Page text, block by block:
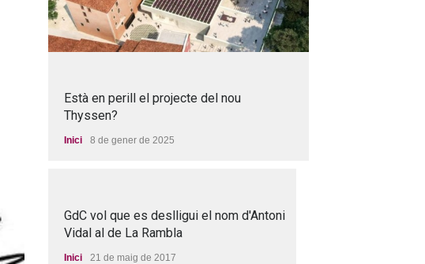
Està en perill el projecte del nou
Thyssen?
Inici 8 de gener de 2025
GdC vol que es deslligui el nom d'Antoni
Vidal al de La Rambla
Inici 21 de maig de 2017